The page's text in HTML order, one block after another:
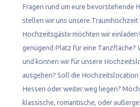
Fragen rund um eure bevorstehende
stellen wir uns unsere Traumhochzeit
Hochzeitsgäste möchten wir
genügend Platz für eine Tanzfläche?
und können wir für unsere
ausgeben? Soll die Hochzeitslocation
Hessen oder weiter weg liegen?
klassische, romantische, oder